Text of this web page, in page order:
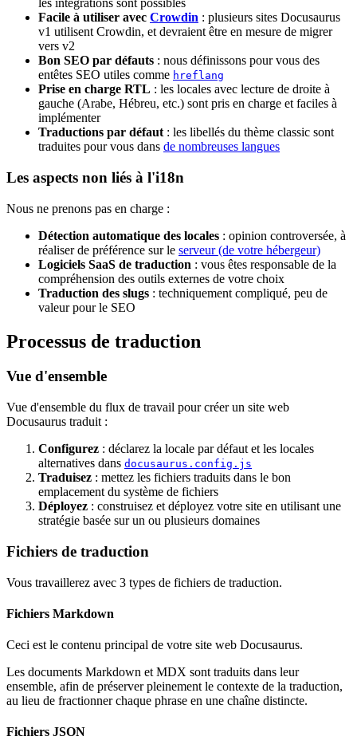
les intégrations sont possibles
Facile à utiliser avec Crowdin : plusieurs sites Docusaurus
v1 utilisent Crowdin, et devraient être en mesure de migrer
vers v2
Bon SEO par défauts : nous définissons pour vous des
entêtes SEO utiles comme hreflang
Prise en charge RTL : les locales avec lecture de droite à
gauche (Arabe, Hébreu, etc.) sont pris en charge et faciles à
implémenter
Traductions par défaut : les libellés du thème classic sont
traduites pour vous dans de nombreuses langues
Les aspects non liés à l'i18n
Nous ne prenons pas en charge :
Détection automatique des locales : opinion controversée, à
réaliser de préférence sur le serveur (de votre hébergeur)
Logiciels SaaS de traduction : vous êtes responsable de la
compréhension des outils externes de votre choix
Traduction des slugs : techniquement compliqué, peu de
valeur pour le SEO
Processus de traduction
Vue d'ensemble
Vue d'ensemble du flux de travail pour créer un site web
Docusaurus traduit :
Configurez : déclarez la locale par défaut et les locales
alternatives dans docusaurus.config.js
Traduisez : mettez les fichiers traduits dans le bon
emplacement du système de fichiers
Déployez : construisez et déployez votre site en utilisant une
stratégie basée sur un ou plusieurs domaines
Fichiers de traduction
Vous travaillerez avec 3 types de fichiers de traduction.
Fichiers Markdown
Ceci est le contenu principal de votre site web Docusaurus.
Les documents Markdown et MDX sont traduits dans leur
ensemble, afin de préserver pleinement le contexte de la traduction,
au lieu de fractionner chaque phrase en une chaîne distincte.
Fichiers JSON